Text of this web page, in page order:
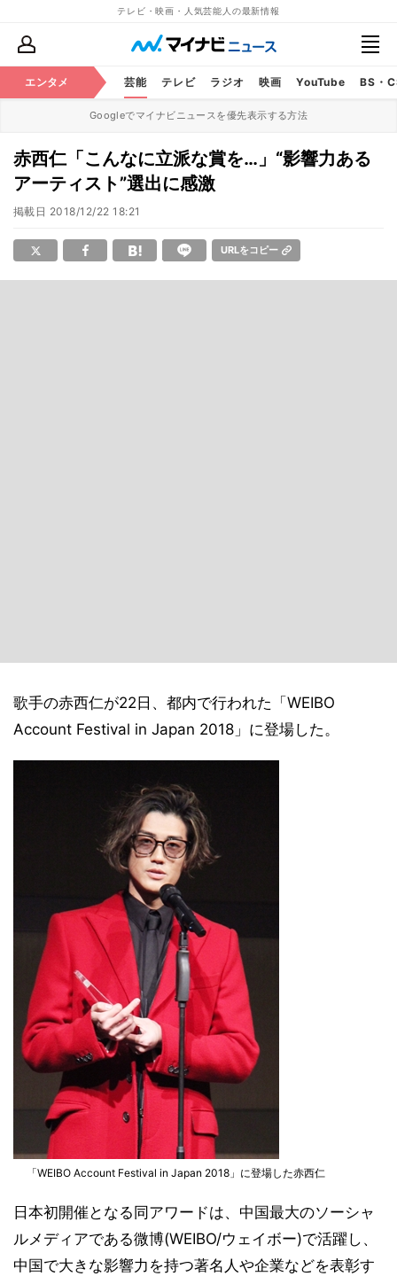
テレビ・映画・人気芸能人の最新情報
エンタメ 芸能 テレビ ラジオ 映画 YouTube BS・
Googleでマイナビニュースを優先表示する方法
赤西仁「こんなに立派な賞を…」“影響力ある
アーティスト”選出に感激
掲載日 2018/12/22 18:21
URLをコピー
歌手の赤西仁が22日、都内で行われた「WEIBO
Account Festival in Japan 2018」に登場した。
「WEIBO Account Festival in Japan 2018」に登場した赤西仁
日本初開催となる同アワードは、中国最大のソーシャ
ルメディアである微博(WEIBO/ウェイボー)で活躍し、
中国で大きな影響力を持つ著名人や企業などを表彰す